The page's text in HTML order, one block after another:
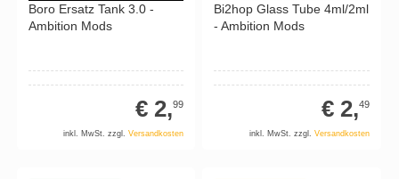
Boro Ersatz Tank 3.0 -
Ambition Mods
€ 2,99
inkl. MwSt. zzgl.Versandkosten
Bi2hop Glass Tube 4ml/2ml
- Ambition Mods
€ 2,49
inkl. MwSt. zzgl. Versandkosten